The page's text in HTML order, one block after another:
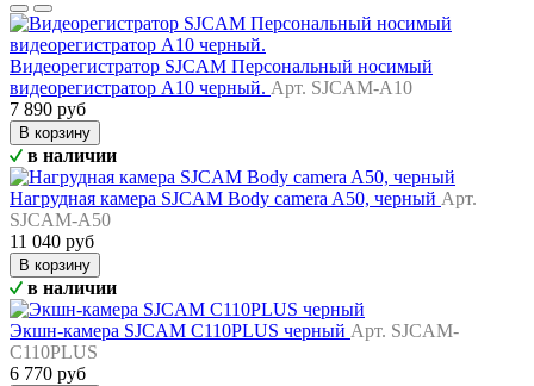
Видеорегистратор SJCAM Персональный носимый
видеорегистратор A10 черный. Арт. SJCAM-A10
7 890 руб
В корзину
в наличии
Нагрудная камера SJCAM Body camera A50, черный Арт.
SJCAM-A50
11 040 руб
В корзину
в наличии
Экшн-камера SJCAM C110PLUS черный Арт. SJCAM-
C110PLUS
6 770 руб